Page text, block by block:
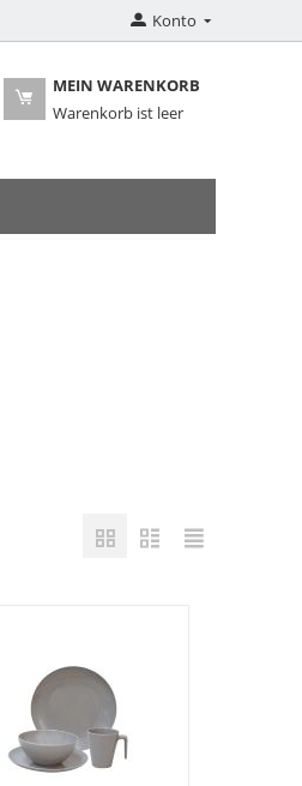
Konto
MEIN WARENKORB
Warenkorb ist leer